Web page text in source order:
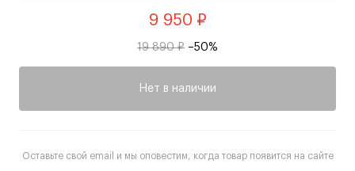
9 950 ₽
19 890 ₽ –50%
Нет в наличии
Оставьте свой email и мы оповестим, когда товар появится на сайте